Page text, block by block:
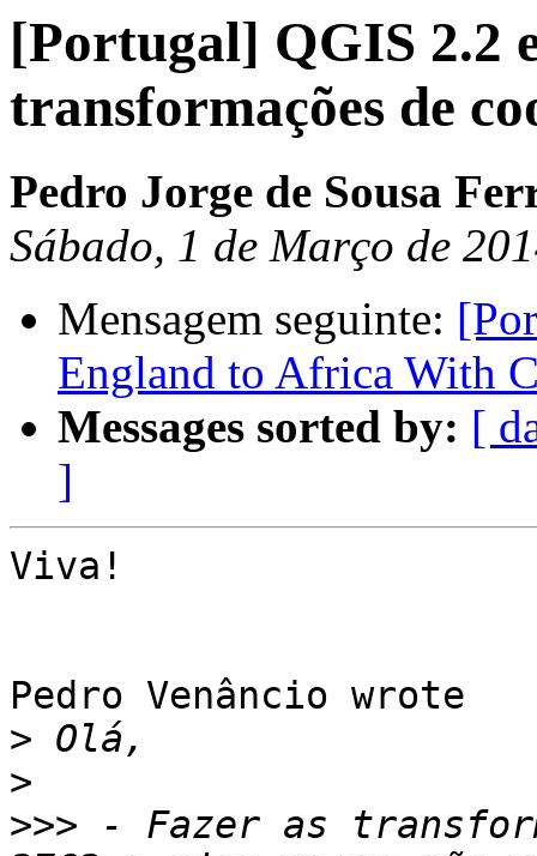
[Portugal] QGIS 2.2
transformações de
Pedro Jorge de Sousa
Sábado, 1 de Março de
Mensagem seguinte:
England to Africa With
Messages sorted by: [
]
Viva!
Pedro Venâncio wrote
>
>
>>> - Fazer as